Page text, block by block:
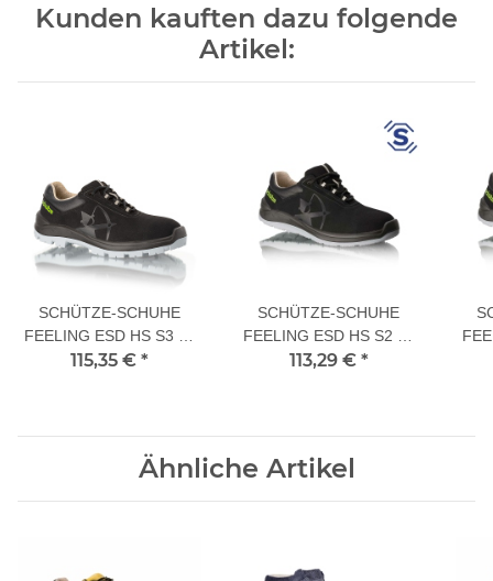
Kunden kauften dazu folgende
Artikel:
SCHÜTZE-SCHUHE
FEELING ESD HS S3 42
L
115,35 € *
SCHÜTZE-SCHUHE
FEELING ESD HS S2 42
L
113,29 € *
Ähnliche Artikel